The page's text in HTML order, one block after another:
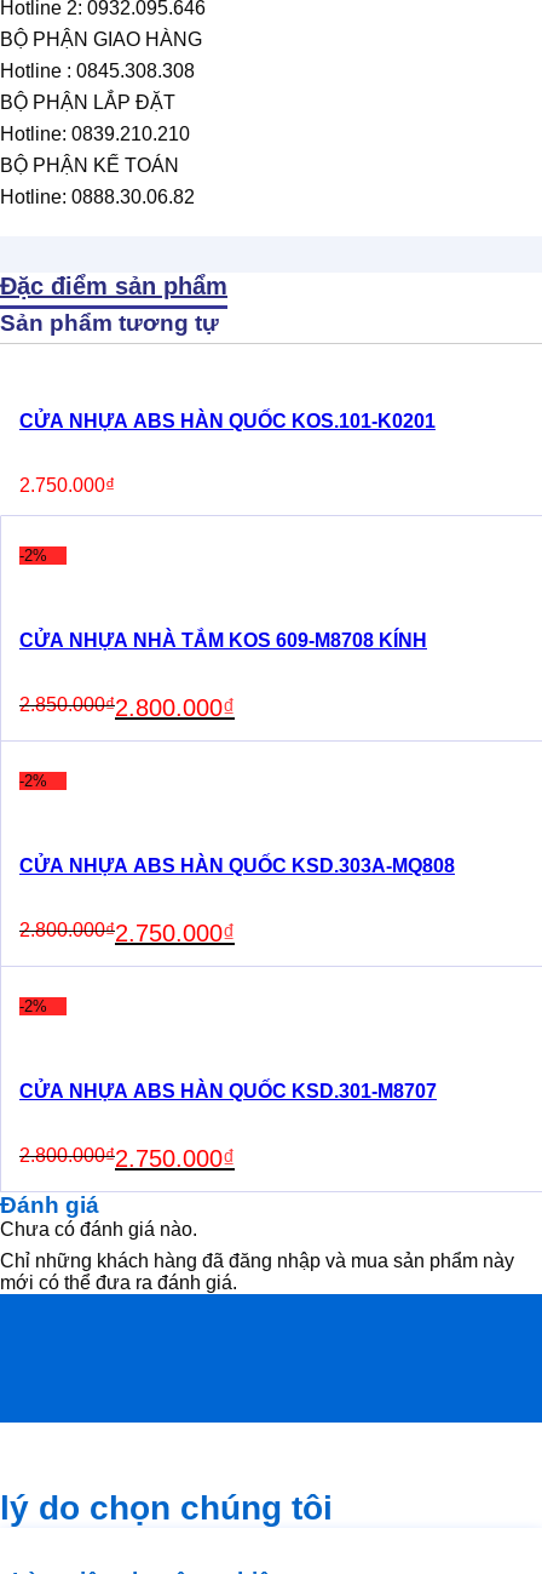
Hotline 2: 0932.095.646
BỘ PHẬN GIAO HÀNG
Hotline : 0845.308.308
BỘ PHẬN LẮP ĐẶT
Hotline: 0839.210.210
BỘ PHẬN KẾ TOÁN
Hotline: 0888.30.06.82
Đặc điểm sản phẩm
Sản phẩm tương tự
CỬA NHỰA ABS HÀN QUỐC KOS.101-K0201
2.750.000₫
-2%
CỬA NHỰA NHÀ TẮM KOS 609-M8708 KÍNH
2.850.000₫
price
was:
2.800.000₫
price
is:
-2%
CỬA NHỰA ABS HÀN QUỐC KSD.303A-MQ808
2.800.000₫
price
was:
2.750.000₫
price
is:
-2%
CỬA NHỰA ABS HÀN QUỐC KSD.301-M8707
2.800.000₫
price
was:
2.750.000₫
price
is:
Đánh giá
Chưa có đánh giá nào.
Chỉ những khách hàng đã đăng nhập và mua sản phẩm này
mới có thể đưa ra đánh giá.
lý do chọn chúng tôi